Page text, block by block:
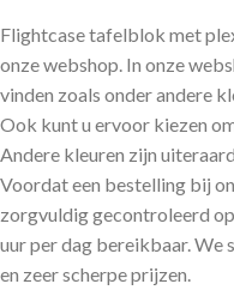
Flightcase tafelblok met
onze webshop. In onze
vinden zoals onder andere
Ook kunt u ervoor kiezen
Andere kleuren zijn
Voordat een bestelling bij
zorgvuldig gecontroleerd
uur per dag bereikbaar. We
en zeer scherpe prijzen.